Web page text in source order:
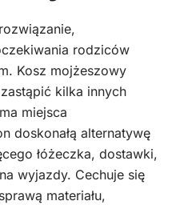
rodziców
Kosz mojżeszowy
kilka innych
miejsca
doskonałą alternatywę
łóżeczka, dostawki,
wyjazdy. Cechuje się
materiału,